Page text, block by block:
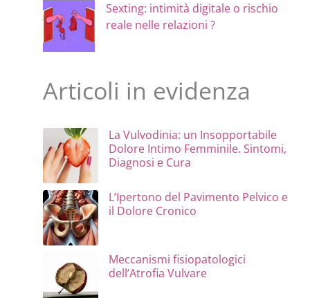
Sexting: intimità digitale o rischio
reale nelle relazioni ?
Articoli in evidenza
La Vulvodinia: un Insopportabile
Dolore Intimo Femminile. Sintomi,
Diagnosi e Cura
L’Ipertono del Pavimento Pelvico e
il Dolore Cronico
Meccanismi fisiopatologici
dell’Atrofia Vulvare